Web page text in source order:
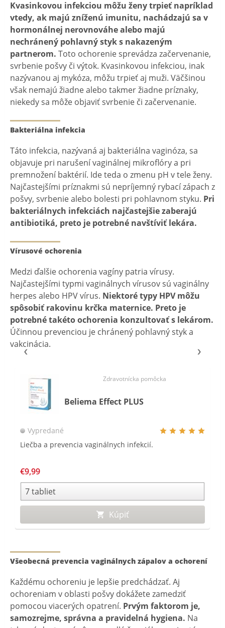
Kvasinkovou infekciou môžu ženy trpieť napríklad
vtedy, ak majú zníženú imunitu, nachádzajú sa v
hormonálnej nerovnováhe alebo majú
nechránený pohlavný styk s nakazeným
partnerom. Toto ochorenie sprevádza začervenanie,
svrbenie pošvy či výtok. Kvasinkovou infekciou, inak
nazývanou aj mykóza, môžu trpieť aj muži. Väčšinou
však nemajú žiadne alebo takmer žiadne príznaky,
niekedy sa môže objaviť svrbenie či začervenanie.
Bakteriálna infekcia
Táto infekcia, nazývaná aj bakteriálna vaginóza, sa
objavuje pri narušení vaginálnej mikroflóry a pri
premnožení baktérií. Ide teda o zmenu pH v tele ženy.
Najčastejšími príznakmi sú nepríjemný rybací zápach z
pošvy, svrbenie alebo bolesti pri pohlavnom styku. Pri
bakteriálnych infekciách najčastejšie zaberajú
antibiotiká, preto je potrebné navštíviť lekára.
Vírusové ochorenia
Medzi ďalšie ochorenia vagíny patria vírusy.
Najčastejšími typmi vaginálnych vírusov sú vaginálny
herpes alebo HPV vírus. Niektoré typy HPV môžu
spôsobiť rakovinu krčka maternice. Preto je
potrebné takéto ochorenia konzultovať s lekárom.
Účinnou prevenciou je chránený pohlavný styk a
vakcinácia.
Zdravotnícka pomôcka
Beliema Effect PLUS
Vypredané
Liečba a prevencia vaginálnych infekcií.
€9,99
Kúpiť
Všeobecná prevencia vaginálnych zápalov a ochorení
Každému ochoreniu je lepšie predchádzať. Aj
ochoreniam v oblasti pošvy dokážete zamedziť
pomocou viacerých opatrení. Prvým faktorom je,
samozrejme, správna a pravidelná hygiena. Na